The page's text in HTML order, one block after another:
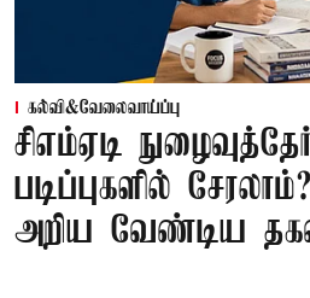
கல்வி&வேலைவாய்ப்பு
சிஎம்ஏடி
படிப்புகளில்
அறிய வேண்டிய